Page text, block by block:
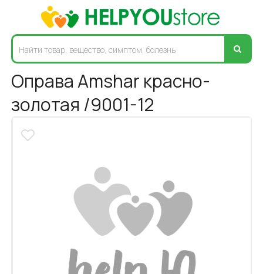
Оправа Amshar красно-
золотая /9001-12